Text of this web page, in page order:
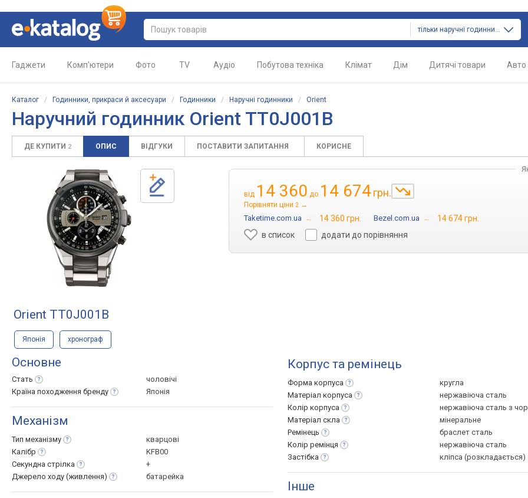
тільки наручні годинники
Гаджети Комп'ютери Фото TV Аудіо Побутова техніка Клімат Дім Дитячі товари Авто
Каталог / Годинники, прикраси й аксесуари / Годинники / Наручні годинники / Orient
Наручний годинник Orient TT0J001B
ДЕ КУПИТИ 2 ОПИС ВІДГУКИ ПОСТАВИТИ ЗАПИТАННЯ КОРИСНЕ
від 14 360 до 14 674грн.
Порівняти ціни 2 →
Taketime.com.ua → 14 360 грн. Bezel.com.ua →
14 674 грн.
в список
додати до порівняння
Orient TT0J001B
Японія хронограф
Основне
Стать
чоловічі
Країна походження бренду Японія
Механізм
Тип механізму
кварцові
Калібр
KFB00
Секундна стрілка
+
Джерело ходу (живлення) батарейка
Корпус та ремінець
Форма корпуса
кругла
Матеріал корпуса
нержавіюча сталь
Колір корпуса
нержавіюча сталь з
Матеріал скла
мінеральне
Ремінець
браслет сталь
Колір ремінця
нержавіюча сталь
Застібка
кліпса (розкладається)
Інше